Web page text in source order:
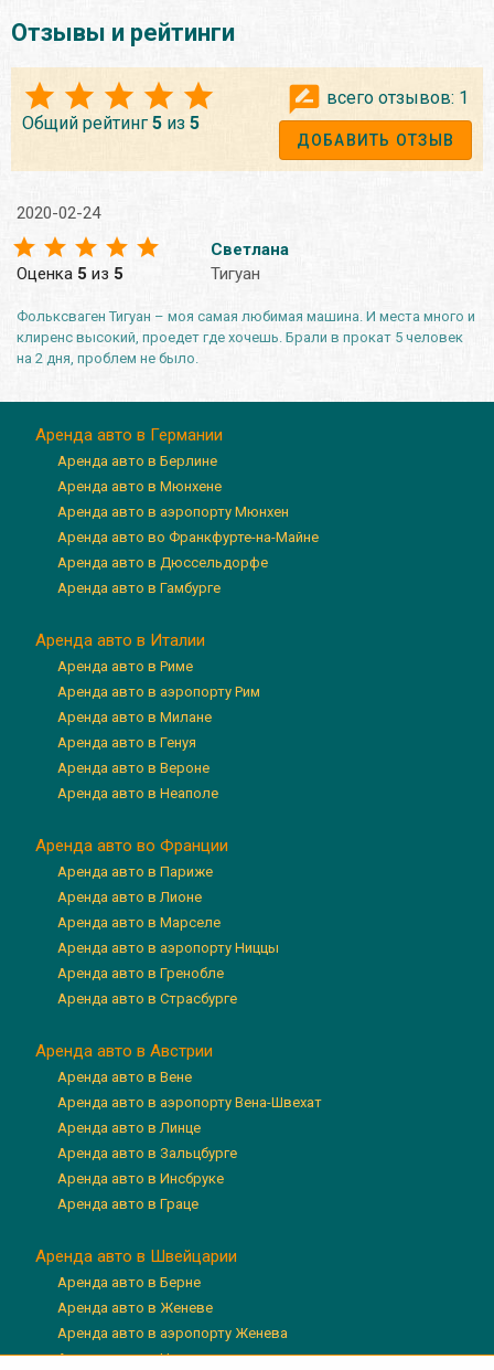
Отзывы и рейтинги
Общий рейтинг 5 из 5
всего отзывов: 1
ДОБАВИТЬ ОТЗЫВ
2020-02-24
Оценка 5 из 5
Светлана
Тигуан
Фольксваген Тигуан – моя самая любимая машина. И места много и
клиренс высокий, проедет где хочешь. Брали в прокат 5 человек
на 2 дня, проблем не было.
Аренда авто в Германии
Аренда авто в Берлине
Аренда авто в Мюнхене
Аренда авто в аэропорту Мюнхен
Аренда авто во Франкфурте-на-Майне
Аренда авто в Дюссельдорфе
Аренда авто в Гамбурге
Аренда авто в Италии
Аренда авто в Риме
Аренда авто в аэропорту Рим
Аренда авто в Милане
Аренда авто в Генуя
Аренда авто в Вероне
Аренда авто в Неаполе
Аренда авто во Франции
Аренда авто в Париже
Аренда авто в Лионе
Аренда авто в Марселе
Аренда авто в аэропорту Ниццы
Аренда авто в Гренобле
Аренда авто в Страсбурге
Аренда авто в Австрии
Аренда авто в Вене
Аренда авто в аэропорту Вена-Швехат
Аренда авто в Линце
Аренда авто в Зальцбурге
Аренда авто в Инсбруке
Аренда авто в Граце
Аренда авто в Швейцарии
Аренда авто в Берне
Аренда авто в Женеве
Аренда авто в аэропорту Женева
Аренда авто в Цюрихе